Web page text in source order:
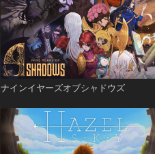
ナインイヤーズオブシャドウズ